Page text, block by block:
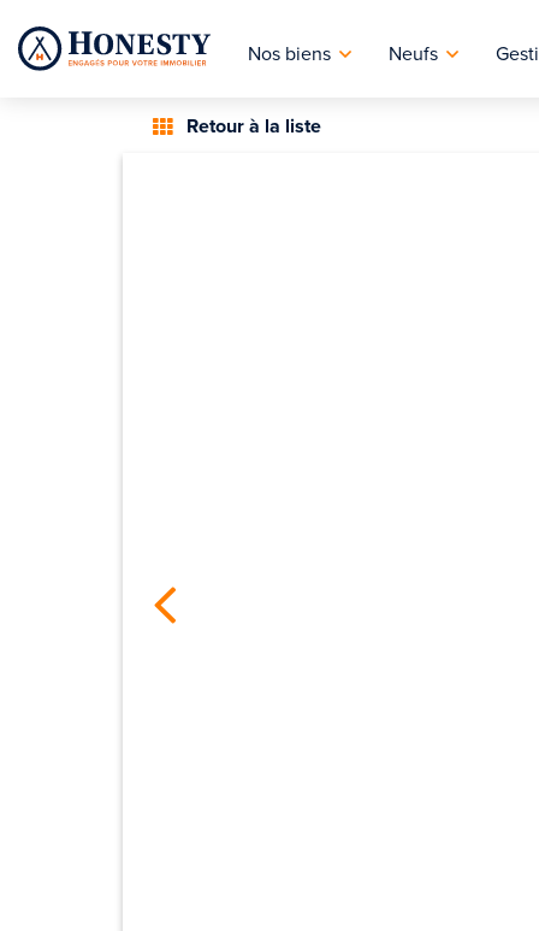
Nos biens Neufs
Retour à la liste